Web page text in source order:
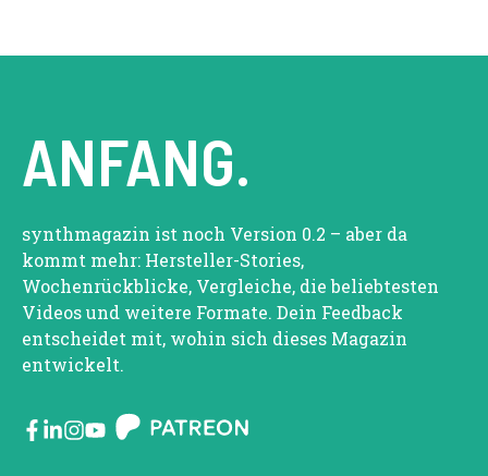
ANFANG.
synthmagazin ist noch Version 0.2 – aber da
kommt mehr: Hersteller-Stories,
Wochenrückblicke, Vergleiche, die beliebtesten
Videos und weitere Formate. Dein Feedback
entscheidet mit, wohin sich dieses Magazin
entwickelt.